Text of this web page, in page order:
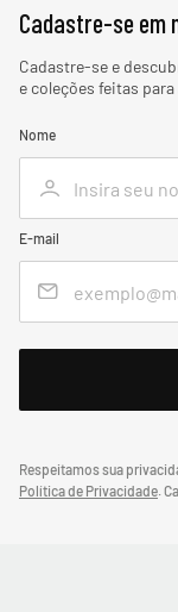
Cadastre-se em
Cadastre-se e
e coleções feitas
Nome
E-mail
Respeitamos sua
Política de Privacidade.